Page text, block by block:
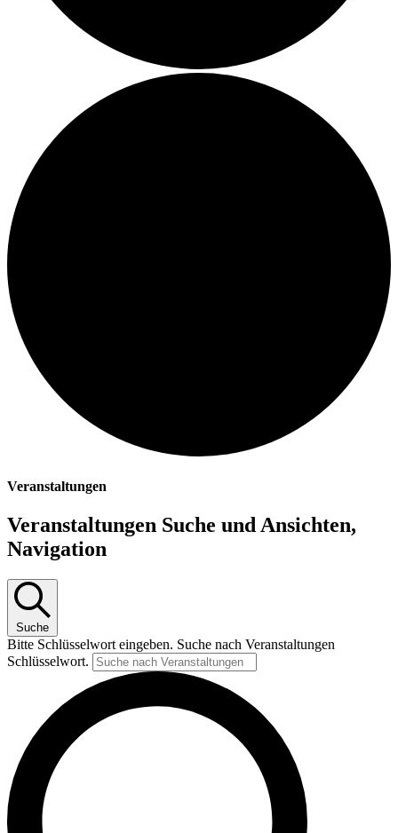
Veranstaltungen
Veranstaltungen Suche und Ansichten,
Navigation
Suche
Bitte Schlüsselwort eingeben. Suche nach Veranstaltungen
Schlüsselwort.